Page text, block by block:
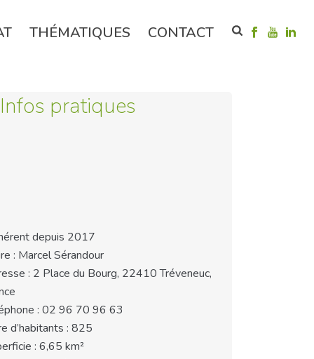
THÉMATIQUES CONTACT
Infos pratiques
depuis 2017
: Marcel Sérandour
: 2 Place du Bourg, 22410 Tréveneuc,
: 02 96 70 96 63
d’habitants : 825
: 6,65 km²